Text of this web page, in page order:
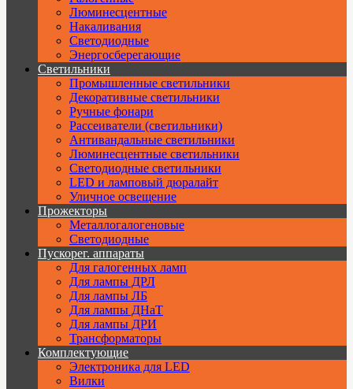
Люминесцентные
Накаливания
Светодиодные
Энергосберегающие
Светильники
Промышленные светильники
Декоративные светильники
Ручные фонари
Рассеиватели (светильники)
Антивандальные светильники
Люминесцентные светильники
Cветодиодные светильники
LED и ламповый дюралайт
Уличное освещение
Прожекторы
Металлогалогеновые
Светодиодные
Пускорег. аппараты
Для галогенных ламп
Для лампы ДРЛ
Для лампы ЛБ
Для лампы ДНаТ
Для лампы ДРИ
Трансформаторы
Комплектующие
Электроника для LED
Вилки